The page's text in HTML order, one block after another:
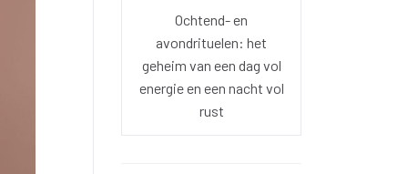
Ochtend- en
avondrituelen: het
geheim van een dag vol
energie en een nacht vol
rust